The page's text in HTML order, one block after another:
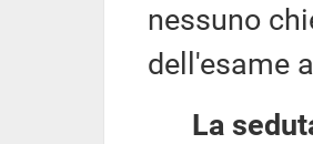
nessuno
dell'esame
La